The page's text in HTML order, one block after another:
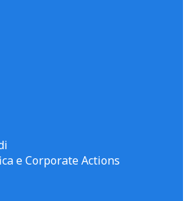
e Corporate Actions